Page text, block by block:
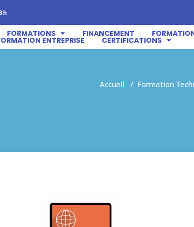
FORMATIONS FINANCEMENT
ENTREPRISE CERTIFICATIONS
Accueil / Formation